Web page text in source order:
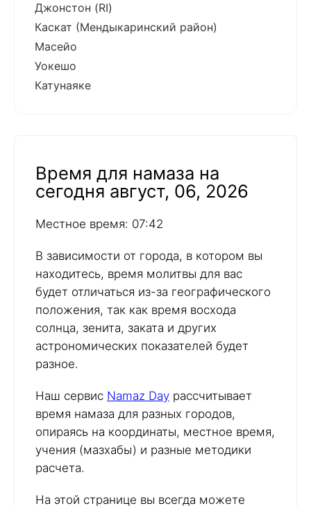
Джонстон (RI)
Каскат (Мендыкаринский район)
Масейо
Уокешо
Катунаяке
Время для намаза на
сегодня август, 06, 2026
Местное время: 07:42
В зависимости от города, в котором вы
находитесь, время молитвы для вас
будет отличаться из-за географического
положения, так как время восхода
солнца, зенита, заката и других
астрономических показателей будет
разное.
Наш сервис Namaz Day рассчитывает
время намаза для разных городов,
опираясь на координаты, местное время,
учения (мазхабы) и разные методики
расчета.
На этой странице вы всегда можете